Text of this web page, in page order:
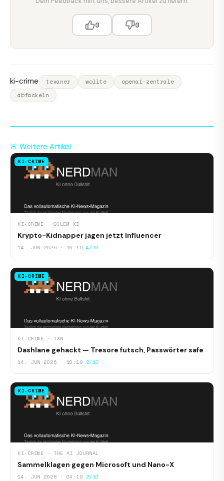
0 0
ki-crime texaner wollte
openai-zentrale
abfackeln
🚨 Weitere Artikel
KI-CRIME
KI-CRIME · GOLEM KI
Krypto-Kidnapper jagen jetzt Influencer
14. JUN 2026 · 10:19 4/10
KI-CRIME
KI-CRIME · T3N
Dashlane gehackt — Tresore futsch, Passwörter safe
14. JUN 2026 · 10:19 2/10
KI-CRIME
KI-CRIME · THE AI JOURNAL
Sammelklagen gegen Microsoft und Nano-X
14. JUN 2026 · 04:19 2/10